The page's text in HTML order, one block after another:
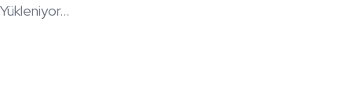
Yükleniyor...